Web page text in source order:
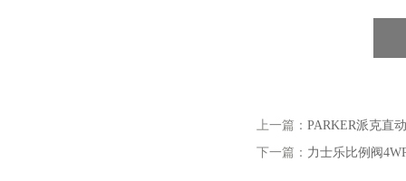
上一篇： PARKER派克直
下一篇： 力士乐比例阀